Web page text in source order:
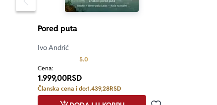
Pomeranje sadržaja slajdera u levo
Pored puta
Ivo Andrić
5.0
Cena:
1.999,00RSD
Članska cena i do:1.439,28RSD